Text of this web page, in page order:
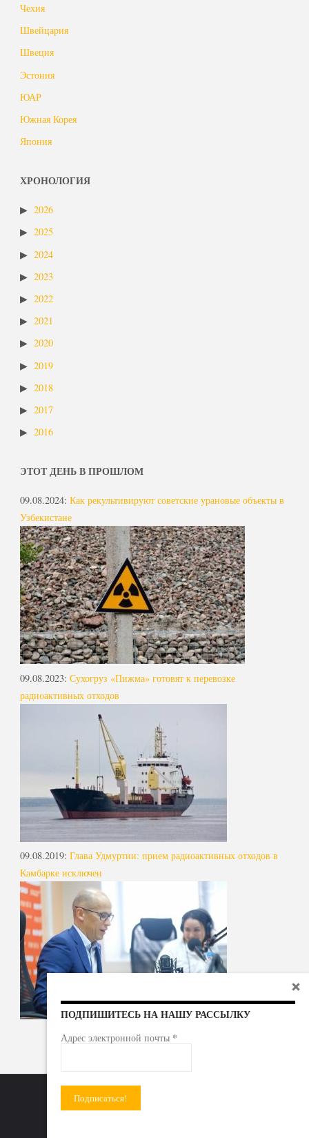
Чехия
Швейцария
Швеция
Эстония
ЮАР
Южная Корея
Япония
ХРОНОЛОГИЯ
2026
2025
2024
2023
2022
2021
2020
2019
2018
2017
2016
ЭТОТ ДЕНЬ В ПРОШЛОМ
09.08.2024: Как рекультивируют советские урановые объекты в
Узбекистане
09.08.2023: Сухогруз «Пижма» готовят к перевозке
радиоактивных отходов
09.08.2019: Глава Удмуртии: прием радиоактивных отходов в
Камбарке исключен
ПОДПИШИТЕСЬ НА НАШУ РАССЫЛКУ
Адрес электронной почты *